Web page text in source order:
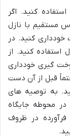
کنید. اگر
مستقیم با نازل
کنید. در
استفاده کنید. از
گیری خودداری
قبل از آن دست
به توصیه های
محوطه جایگاه
در ظروف